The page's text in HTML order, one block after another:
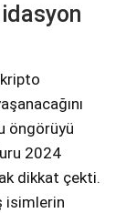
kripto
öngörüyü
2024
dikkat çekti.
isimlerin